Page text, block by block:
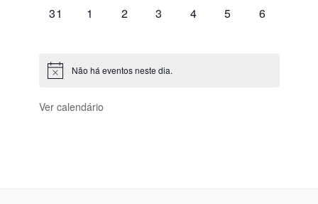
0
31
0
1
0
2
0
3
0
4
0
5
0
6
Não há eventos neste dia.
Ver calendário